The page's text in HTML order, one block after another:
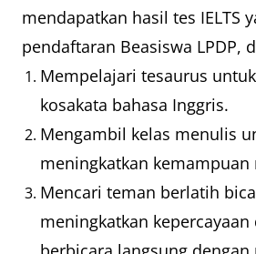
mendapatkan hasil tes IELTS
pendaftaran Beasiswa LPDP,
Mempelajari tesaurus
kosakata bahasa Inggris.
Mengambil kelas menulis
meningkatkan
Mencari teman berlatih
meningkatkan